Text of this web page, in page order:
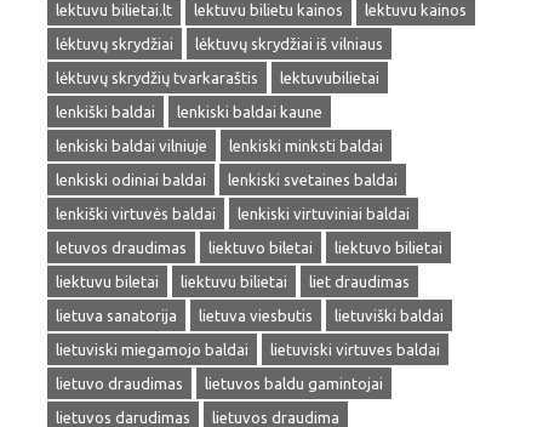
lektuvu bilietai.lt
lektuvu bilietu kainos
lektuvu kainos
lėktuvų skrydžiai
lėktuvų skrydžiai iš vilniaus
lėktuvų skrydžių tvarkaraštis
lektuvubilietai
lenkiški baldai
lenkiski baldai kaune
lenkiski baldai vilniuje
lenkiski minksti baldai
lenkiski odiniai baldai
lenkiski svetaines baldai
lenkiški virtuvės baldai
lenkiski virtuviniai baldai
letuvos draudimas
liektuvo biletai
liektuvo bilietai
liektuvu biletai
liektuvu bilietai
liet draudimas
lietuva sanatorija
lietuva viesbutis
lietuviški baldai
lietuviski miegamojo baldai
lietuviski virtuves baldai
lietuvo draudimas
lietuvos baldu gamintojai
lietuvos darudimas
lietuvos draudima